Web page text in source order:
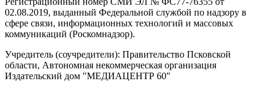
02.08.2019, выданный Федеральной службой по надзору в
сфере связи, информационных технологий и массовых
коммуникаций (Роскомнадзор).
Учредитель (соучредители): Правительство Псковской
области, Автономная некоммерческая организация
Издательский дом "МЕДИАЦЕНТР 60"